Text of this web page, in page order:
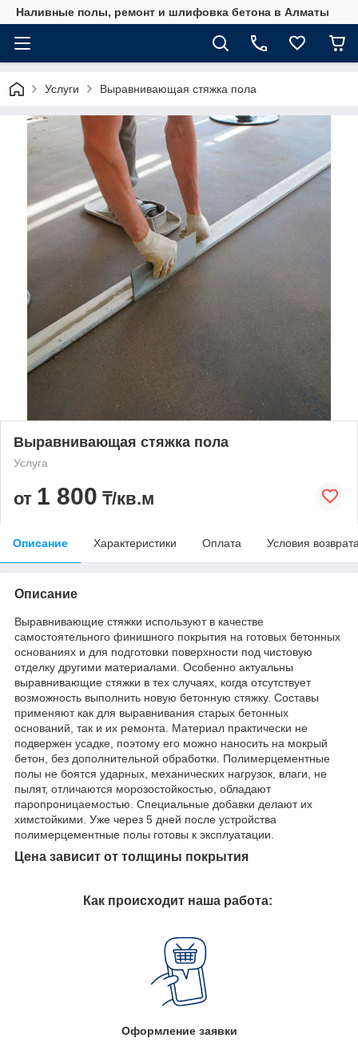
Наливные полы, ремонт и шлифовка бетона в Алматы
Услуги Выравнивающая стяжка пола
Выравнивающая стяжка пола
Услуга
от 1 800 ₸/кв.м
Описание Характеристики Оплата Условия
Описание
Выравнивающие стяжки используют в качестве
самостоятельного финишного покрытия на готовых бетонных
основаниях и для подготовки поверхности под чистовую
отделку другими материалами. Особенно актуальны
выравнивающие стяжки в тех случаях, когда отсутствует
возможность выполнить новую бетонную стяжку. Составы
применяют как для выравнивания старых бетонных
оснований, так и их ремонта. Материал практически не
подвержен усадке, поэтому его можно наносить на мокрый
бетон, без дополнительной обработки. Полимерцементные
полы не боятся ударных, механических нагрузок, влаги, не
пылят, отличаются морозостойкостью, обладают
паропроницаемостью. Специальные добавки делают их
химстойкими. Уже через 5 дней после устройства
полимерцементные полы готовы к эксплуатации.
Цена зависит от толщины покрытия
Как происходит наша работа:
Оформление заявки